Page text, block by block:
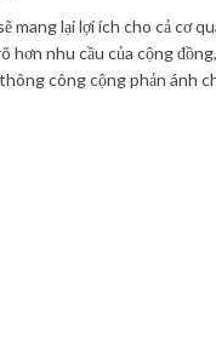
mang lại lợi ích cho cả cơ
hơn nhu cầu của cộng
công cộng phản ánh